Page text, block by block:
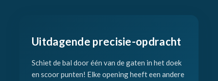
Uitdagende precisie-opdracht
Schiet de bal door één van de gaten in het doek
en scoor punten! Elke opening heeft een andere